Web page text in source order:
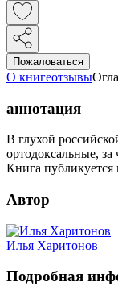
Пожаловаться
О книгеотзывы
аннотация
В глухой
ортодоксальные,
Книга
Автор
Илья Харитонов
Подробная